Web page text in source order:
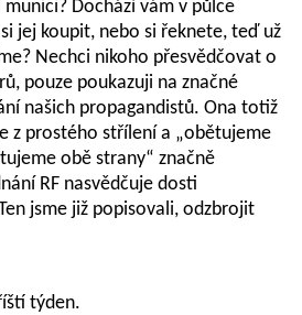
Dochází vám v půlce
jej koupit, nebo si řeknete, teď už
Nechci nikoho přesvědčovat o
pouze poukazuji na značné
našich propagandistů. Ona totiž
z prostého střílení a „obětujeme
obě strany“ značně
RF nasvědčuje dosti
jsme již popisovali, odzbrojit
týden.